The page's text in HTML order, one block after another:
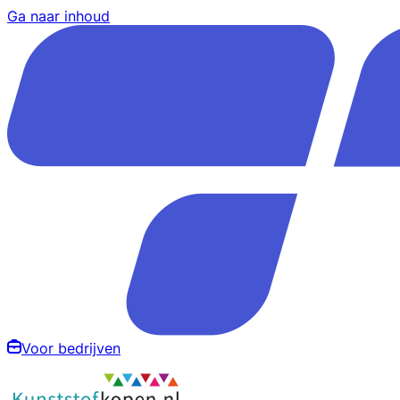
Ga naar inhoud
Voor bedrijven